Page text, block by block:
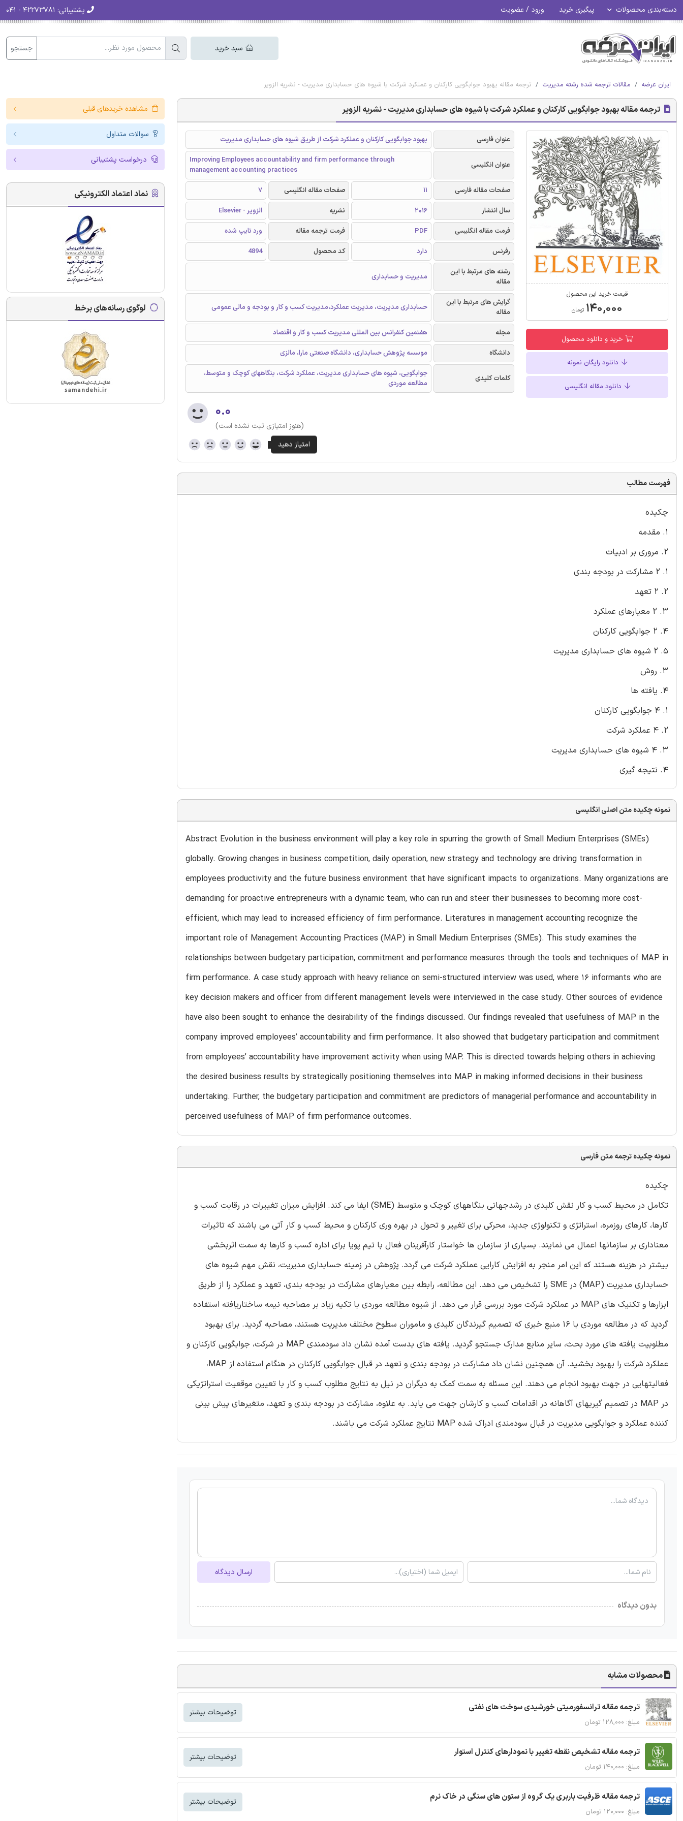
دسته‌بندی محصولات پیگیری خرید ورود / عضویت پشتیبانی:
سبد خرید جستجو
ایران عرضه مقالات ترجمه شده رشته مدیریت ترجمه مقاله بهبود جوابگویی کارکنان و عملکرد شرکت با شیوه های حسابداری مدیریت - نشریه الزویر
ترجمه مقاله بهبود جوابگویی کارکنان و عملکرد شرکت با شیوه های حسابداری مدیریت - نشریه الزویر
قیمت خرید این محصول
۱۴۰,۰۰۰ تومان
خرید و دانلود محصول
دانلود رایگان نمونه
دانلود مقاله انگلیسی
عنوان فارسی بهبود جوابگویی کارکنان و عملکرد شرکت از طریق شیوه های حسابداری مدیریت
عنوان انگلیسی
Improving Employees accountability and firm performance through
management accounting practices
صفحات مقاله فارسی
11 صفحات مقاله انگلیسی
7
سال انتشار
2016 نشریه
الزویر - Elsevier
فرمت مقاله انگلیسی
PDF فرمت ترجمه مقاله
ورد تایپ شده
رفرنس
دارد کد محصول
4894
رشته های مرتبط با این
مقاله
مدیریت و حسابداری
گرایش های مرتبط با این
مقاله
حسابداری مدیریت، مدیریت عملکرد،مدیریت کسب و کار و بودجه و مالی عمومی
مجله
هفتمین کنفرانس بین المللی مدیریت کسب و کار و اقتصاد
دانشگاه
موسسه پژوهش حسابداری، دانشگاه صنعتی مارا، مالزی
کلمات کلیدی
جوابگویی، شیوه های حسابداری مدیریت، عملکرد شرکت، بنگاههای کوچک و متوسط،
مطالعه موردی
۰.۰
(هنوز امتیازی ثبت نشده است)
فهرست مطالب
چکیده
1. مقدمه
2. مروری بر ادبیات
1. 2 مشارکت در بودجه بندی
2. 2 تعهد
3. 2 معیارهای عملکرد
4. 2 جوابگویی کارکنان
5. 2 شیوه های حسابداری مدیریت
3. روش
4. یافته ها
1. 4 جوابگویی کارکنان
2. 4 عملکرد شرکت
3. 4 شیوه های حسابداری مدیریت
4. نتیجه گیری
نمونه چکیده متن اصلی انگلیسی
Abstract Evolution in the business environment will play a key role in spurring the growth of Small Medium Enterprises (SMEs)
globally. Growing changes in business competition, daily operation, new strategy and technology are driving transformation in
employees productivity and the future business environment that have significant impacts to organizations. Many organizations are
demanding for proactive entrepreneurs with a dynamic team, who can run and steer their businesses to becoming more cost-
efficient, which may lead to increased efficiency of firm performance. Literatures in management accounting recognize the
important role of Management Accounting Practices (MAP) in Small Medium Enterprises (SMEs). This study examines the
relationships between budgetary participation, commitment and performance measures through the tools and techniques of MAP in
firm performance. A case study approach with heavy reliance on semi-structured interview was used, where 16 informants who are
key decision makers and officer from different management levels were interviewed in the case study. Other sources of evidence
have also been sought to enhance the desirability of the findings discussed. Our findings revealed that usefulness of MAP in the
company improved employees’ accountability and firm performance. It also showed that budgetary participation and commitment
from employees’ accountability have improvement activity when using MAP. This is directed towards helping others in achieving
the desired business results by strategically positioning themselves into MAP in making informed decisions in their business
undertaking. Further, the budgetary participation and commitment are predictors of managerial performance and accountability in
perceived usefulness of MAP of firm performance outcomes.
نمونه چکیده ترجمه متن فارسی
چکیده
تکامل در محیط کسب و کار نقش کلیدی در رشدجهانی بنگاههای کوچک و متوسط (SME) ایفا می کند. افزایش میزان تغییرات در رقابت کسب و
کارها، کارهای روزمره، استراتژی و تکنولوژی جدید، محرکی برای تغییر و تحول در بهره وری کارکنان و محیط کسب و کار آتی می باشند که تاثیرات
معناداری بر سازمانها اعمال می نمایند. بسیاری از سازمان ها خواستار کارآفرینان فعال با تیم پویا برای اداره کسب و کارها به سمت اثربخشی
بیشتر در هزینه هستند که این امر منجر به افزایش کارایی عملکرد شرکت می گردد. پژوهش در زمینه حسابداری مدیریت، نقش مهم شیوه های
حسابداری مدیریت (MAP) در SME را تشخیص می دهد. این مطالعه، رابطه بین معیارهای مشارکت در بودجه بندی، تعهد و عملکرد را از طریق
ابزارها و تکنیک های MAP در عملکرد شرکت مورد بررسی قرار می دهد. از شیوه مطالعه موردی با تکیه زیاد بر مصاحبه نیمه ساختاریافته استفاده
گردید که در مطالعه موردی با 16 منبع خبری که تصمیم گیرندگان کلیدی و ماموران سطوح مختلف مدیریت هستند، مصاحبه گردید. برای بهبود
مطلوبیت یافته های مورد بحث، سایر منابع مدارک جستجو گردید. یافته های بدست آمده نشان داد سودمندی MAP در شرکت، جوابگویی کارکنان و
عملکرد شرکت را بهبود بخشید. آن همچنین نشان داد مشارکت در بودجه بندی و تعهد در قبال جوابگویی کارکنان در هنگام استفاده از MAP،
فعالیتهایی در جهت بهبود انجام می دهند. این مسئله به سمت کمک به دیگران در نیل به نتایج مطلوب کسب و کار با تعیین موقعیت استراتژیکی
در MAP در تصمیم گیریهای آگاهانه در اقدامات کسب و کارشان جهت می یابد. به علاوه، مشارکت در بودجه بندی و تعهد، متغیرهای پیش بینی
کننده عملکرد و جوابگویی مدیریت در قبال سودمندی ادراک شده MAP نتایج عملکرد شرکت می باشند.
ارسال دیدگاه
بدون دیدگاه
محصولات مشابه
ترجمه مقاله ترانسفورمیتی خورشیدی سوخت های نفتی
مبلغ: ۱۲۸,۰۰۰ تومان
توضیحات بیشتر
ترجمه مقاله تشخیص نقطه تغییر با نمودارهای کنترل استوار
مبلغ: ۱۴۰,۰۰۰ تومان
توضیحات بیشتر
ترجمه مقاله ظرفیت باربری یک گروه از ستون های سنگی در خاک نرم
مبلغ: ۱۲۰,۰۰۰ تومان
توضیحات بیشتر
مشاهده خریدهای قبلی
سوالات متداول
درخواست پشتیبانی
نماد اعتماد الکترونیکی
لوگوی رسانه‌های برخط